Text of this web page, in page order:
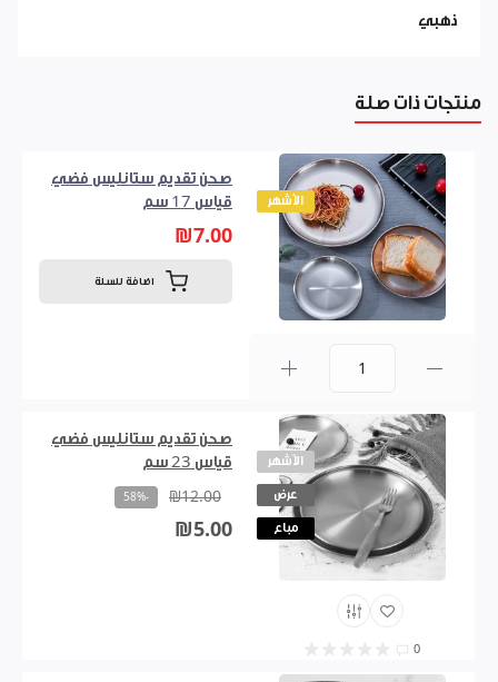
ذهبي
منتجات ذات صلة
الأشهر
صحن تقديم ستانليس فضي
قياس 17 سم
₪7.00
اضافة للسلة
الأشهر
عرض
مباع
0
صحن تقديم ستانليس فضي
قياس 23 سم
₪12.00
-58%
₪5.00